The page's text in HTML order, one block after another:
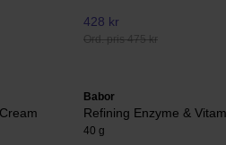
428 kr
Ord. pris 475 kr
Babor
Refining Enzyme &
40 g